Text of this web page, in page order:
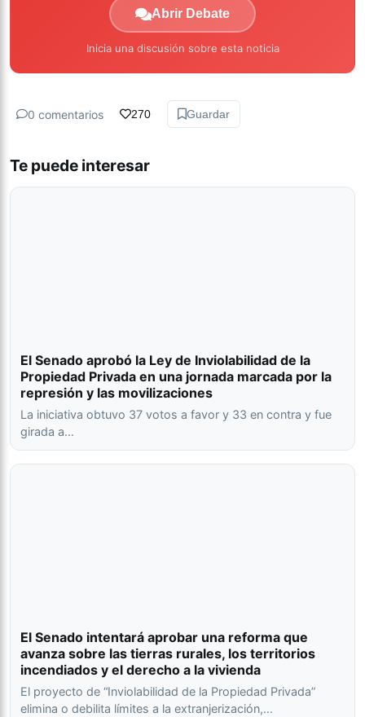
Abrir Debate
Inicia una discusión sobre esta noticia
0 comentarios 270 Guardar
Te puede interesar
El Senado aprobó la Ley de Inviolabilidad de la
Propiedad Privada en una jornada marcada por la
represión y las movilizaciones
La iniciativa obtuvo 37 votos a favor y 33 en contra y fue
girada a…
El Senado intentará aprobar una reforma que
avanza sobre las tierras rurales, los territorios
incendiados y el derecho a la vivienda
El proyecto de “Inviolabilidad de la Propiedad Privada”
elimina o debilita límites a la extranjerización,…